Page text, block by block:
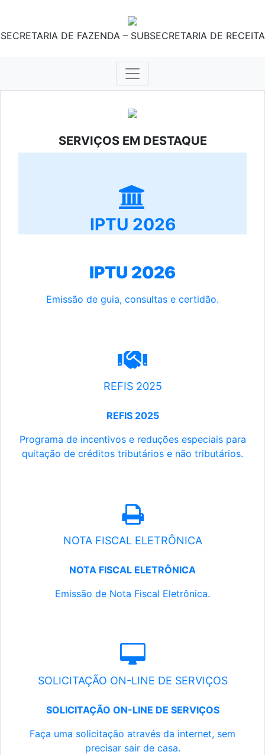
SECRETARIA DE FAZENDA – SUBSECRETARIA DE RECEITA
SERVIÇOS EM DESTAQUE
IPTU 2026
IPTU 2026
Emissão de guia, consultas e certidão.
REFIS 2025
REFIS 2025
Programa de incentivos e reduções especiais para
quitação de créditos tributários e não tributários.
NOTA FISCAL ELETRÔNICA
NOTA FISCAL ELETRÔNICA
Emissão de Nota Fiscal Eletrônica.
SOLICITAÇÃO ON-LINE DE SERVIÇOS
SOLICITAÇÃO ON-LINE DE SERVIÇOS
Faça uma solicitação através da internet, sem
precisar sair de casa.